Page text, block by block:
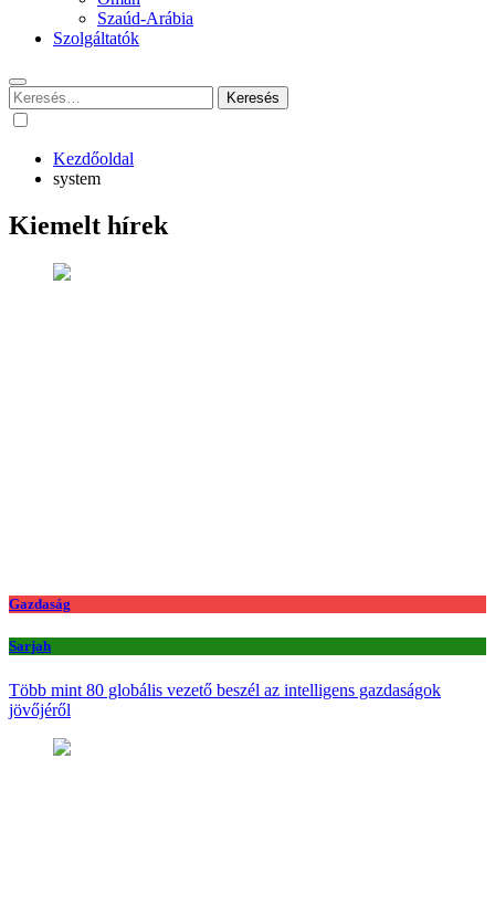
Szaúd-Arábia
Szolgáltatók
Keresés:
Kezdőoldal
system
Kiemelt hírek
Gazdaság
Sarjah
Több mint 80 globális vezető beszél az intelligens gazdaságok
jövőjéről